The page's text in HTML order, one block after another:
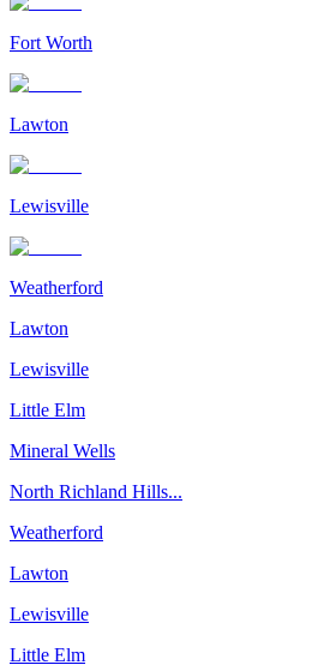
Fort Worth
Lawton
Lewisville
Weatherford
Lawton
Lewisville
Little Elm
Mineral Wells
North Richland Hills...
Weatherford
Lawton
Lewisville
Little Elm